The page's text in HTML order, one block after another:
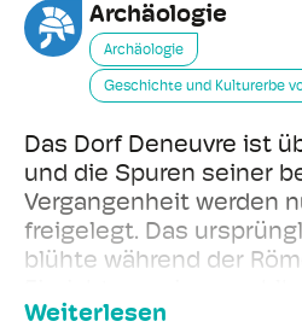
VORHERIGE
WEITERArchäologie
Archäologie
Geschichte und Kulturerbe
Das Dorf Deneuvre ist
und die Spuren seiner
Vergangenheit werden
freigelegt. Das
blühte während der
der sakrale Stätten mit
Weiterlesen